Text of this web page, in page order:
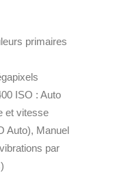
primaires
ISO : Auto
et vitesse
Auto), Manuel
par